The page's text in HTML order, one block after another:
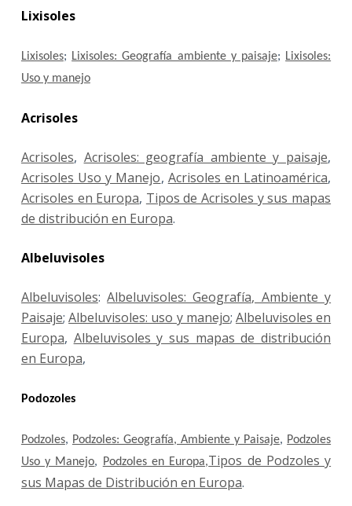
Lixisoles
Lixisoles; Lixisoles: Geografía ambiente y paisaje; Lixisoles:
Uso y manejo
Acrisoles
Acrisoles, Acrisoles: geografía ambiente y paisaje,
Acrisoles Uso y Manejo, Acrisoles en Latinoamérica,
Acrisoles en Europa, Tipos de Acrisoles y sus mapas
de distribución en Europa.
Albeluvisoles
Albeluvisoles:Albeluvisoles: Geografía, Ambiente y
Paisaje;Albeluvisoles: uso y manejo; Albeluvisoles en
Europa, Albeluvisoles y sus mapas de distribución
en Europa,
Podozoles
Podzoles, Podzoles: Geografía, Ambiente y Paisaje, Podzoles
Uso y Manejo, Podzoles en Europa,Tipos de Podzoles y
sus Mapas de Distribución en Europa.